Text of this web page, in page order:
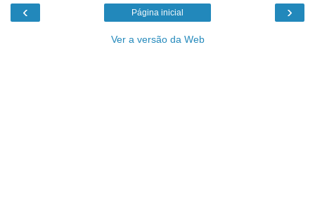
‹ ›
Página inicial
Ver a versão da Web